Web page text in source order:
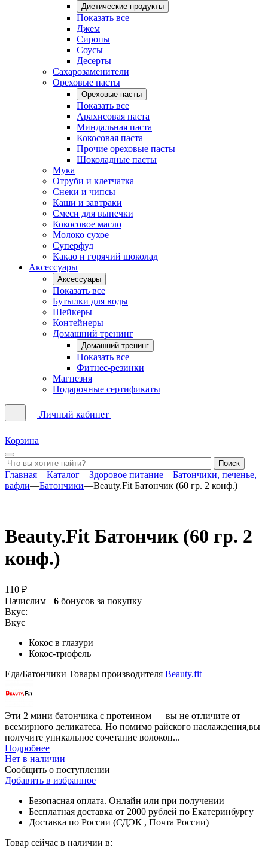
Диетические продукты
Показать все
Джем
Сиропы
Соусы
Десерты
Сахарозаменители
Ореховые пасты
Ореховые пасты
Показать все
Арахисовая паста
Миндальная паста
Кокосовая паста
Прочие ореховые пасты
Шоколадные пасты
Мука
Отруби и клетчатка
Снеки и чипсы
Каши и завтраки
Смеси для выпечки
Кокосовое масло
Молоко сухое
Суперфуд
Какао и горячий шоколад
Аксессуары
Аксессуары
Показать все
Бутылки для воды
Шейкеры
Контейнеры
Домашний тренинг
Домашний тренинг
Показать все
Фитнес-резинки
Магнезия
Подарочные сертификаты
Личный кабинет
Корзина
Главная—Каталог—Здоровое питание—Батончики, печенье,
вафли—Батончики—Beauty.Fit Батончик (60 гр. 2 конф.)
Beauty.Fit Батончик (60 гр. 2
конф.)
110 ₽
Начислим +6 бонусов за покупку
Вкус:
Вкус
Кокос в глазури
Кокос-трюфель
Еда/Батончики Товары производителя Beauty.fit
Эти 2 мини батончика с протеином — вы не отличите от
всемирного деликатеса. Но помимо райского наслаждения,вы
получите уникальное сочетание волокон...
Подробнее
Нет в наличии
Сообщить о поступлении
Добавить в избранное
Безопасная оплата. Онлайн или при получении
Бесплатная доставка от 2000 рублей по Екатеринбургу
Доставка по России (СДЭК , Почта России)
Товар сейчас в наличии в: